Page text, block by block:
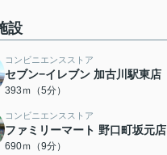
設
コンビニエンスストア
セブン−イレブン 加古川駅東店
393ｍ（5分）
コンビニエンスストア
ファミリーマート 野口町坂元店
690ｍ（9分）